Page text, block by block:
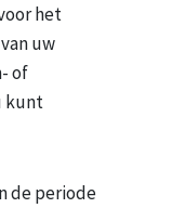
het
uw
of
kunt
de periode